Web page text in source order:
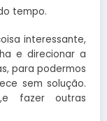
tempo.
interessante,
e direcionar a
para podermos
sem solução.
fazer outras